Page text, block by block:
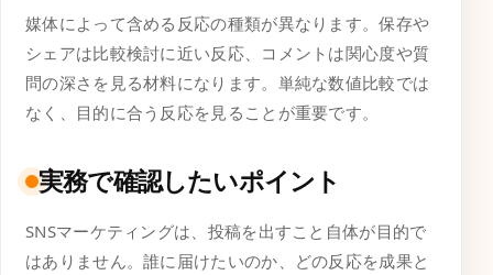
媒体によって含める反応の種類が異なります。保存や
シェアは比較検討に近い反応、コメントは関心度や質
問の深さを見る材料になります。単純な数値比較では
なく、目的に合う反応を見ることが重要です。
実務で確認したいポイント
SNSマーケティングは、投稿を出すこと自体が目的で
はありません。誰に届けたいのか、どの反応を成果と